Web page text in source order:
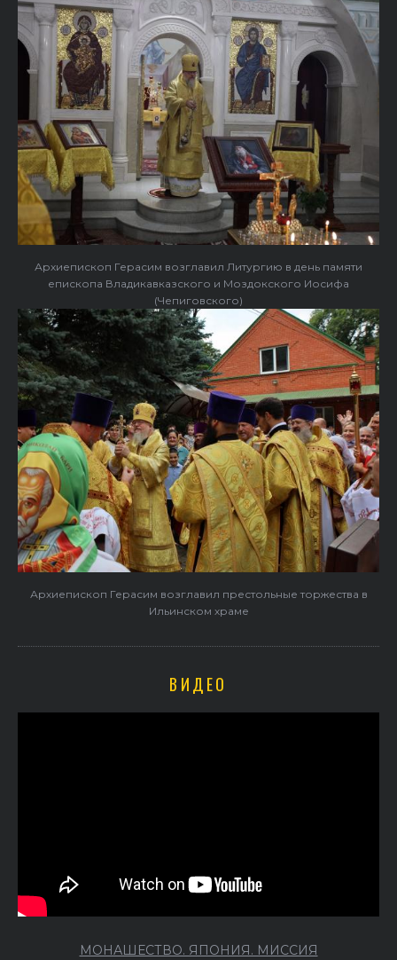
Архиепископ Герасим возглавил Литургию в день памяти
епископа Владикавказского и Моздокского Иосифа
(Чепиговского)
Архиепископ Герасим возглавил престольные торжества в
Ильинском храме
ВИДЕО
МОНАШЕСТВО. ЯПОНИЯ. МИССИЯ